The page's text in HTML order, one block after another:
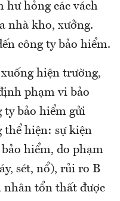
hư hỏng các vách
nhà kho, xưởng.
công ty bảo hiểm.
hiện trường,
phạm vi bảo
ty bảo hiểm gửi
thể hiện: sự kiện
hiểm, do phạm
sét, nổ), rủi ro B
nhân tổn thất được